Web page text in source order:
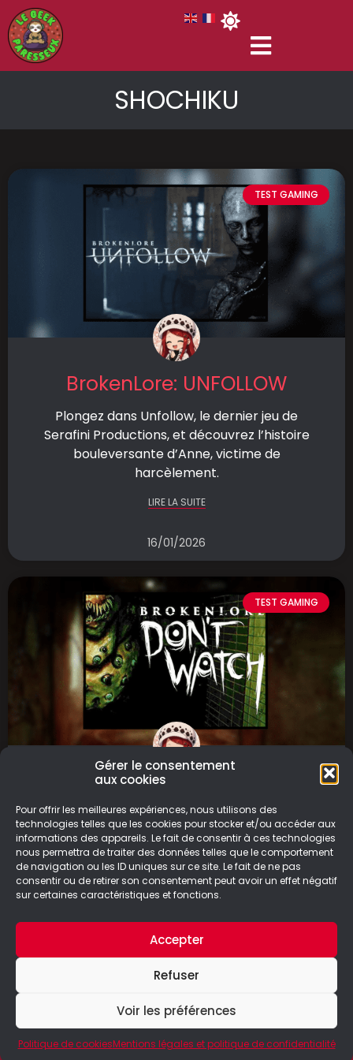
Gérer le consentement
aux cookies
Pour offrir les meilleures expériences, nous utilisons des
technologies telles que les cookies pour stocker et/ou accéder aux
informations des appareils. Le fait de consentir à ces technologies
nous permettra de traiter des données telles que le comportement
de navigation ou les ID uniques sur ce site. Le fait de ne pas
consentir ou de retirer son consentement peut avoir un effet négatif
sur certaines caractéristiques et fonctions.
Accepter
Refuser
Voir les préférences
Politique de cookiesMentions légales et politique de confidentialité
SHOCHIKU
TEST GAMING
BrokenLore: UNFOLLOW
Plongez dans Unfollow, le dernier jeu de
Serafini Productions, et découvrez l’histoire
bouleversante d’Anne, victime de
harcèlement.
LIRE LA SUITE
16/01/2026
TEST GAMING
BrokenLore : Don’t Watch
Plongez dans l’horreur psychologique avec
BrokenLore : Don’t Watch, un jeu percutant sur
l’isolement social et le regard des autres.
LIRE LA SUITE
25/04/2025
© Le Geek Paresseux –Mentions légales & Politique de
confidentialité